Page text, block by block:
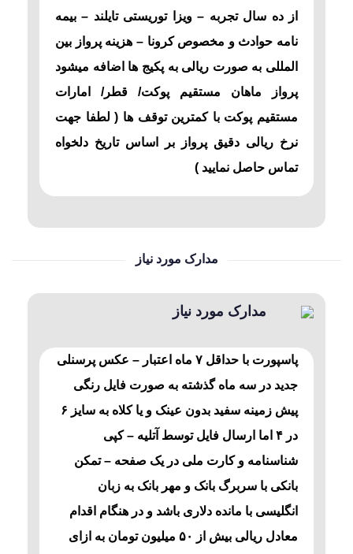
از ده سال تجربه – ویزا توریستی تایلند – بیمه
نامه حوادث و مخصوص کرونا – هزینه پرواز بین
المللی به صورت ریالی به پکیج ها اضافه میشود
پرواز ماهان مستقیم پوکت/ قطر/ امارات
مستقیم پوکت با کمترین توقف ها ( لطفا جهت
نرخ ریالی دقیق پرواز بر اساس تاریخ دلخواه
تماس حاصل نمایید )
مدارک مورد نیاز
مدارک مورد نیاز
پاسپورت با حداقل ۷ ماه اعتبار – عکس پرسنلی
جدید در سه ماه گذشته به صورت فایل رنگی
پیش زمینه سفید بدون عینک و یا کلاه به سایز ۶
در ۴ اما ارسال فایل توسط آتلیه – کپی
شناسنامه و کارت ملی در یک صفحه – تمکن
بانکی با سربرگ بانک و مهر بانک به زبان
انگلیسی با مانده دلاری باشد و در هنگام اقدام
معادل ریالی بیش از ۵۰ میلیون تومان به ازای